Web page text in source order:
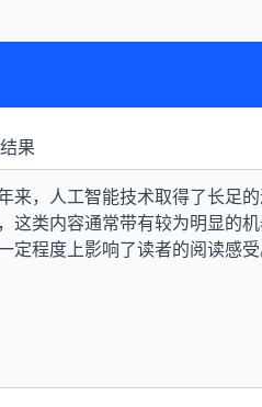
果
来，人工智能技术取得了长足
这类内容通常带有较为明显的
定程度上影响了读者的阅读感受